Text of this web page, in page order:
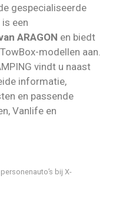
gespecialiseerde
is een
ARAGON en biedt
modellen aan.
vindt u naast
informatie,
en passende
Vanlife en
bij X-